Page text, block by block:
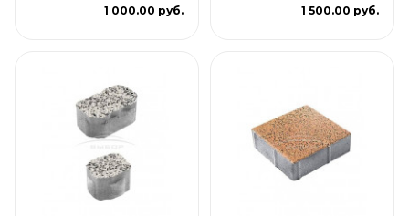
1 000.00 руб. 1 500.00 руб.